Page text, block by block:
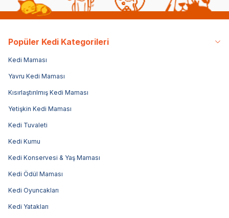
Popüler Kedi Kategorileri
Kedi Maması
Yavru Kedi Maması
Kısırlaştırılmış Kedi Maması
Yetişkin Kedi Maması
Kedi Tuvaleti
Kedi Kumu
Kedi Konservesi & Yaş Maması
Kedi Ödül Maması
Kedi Oyuncakları
Kedi Yatakları